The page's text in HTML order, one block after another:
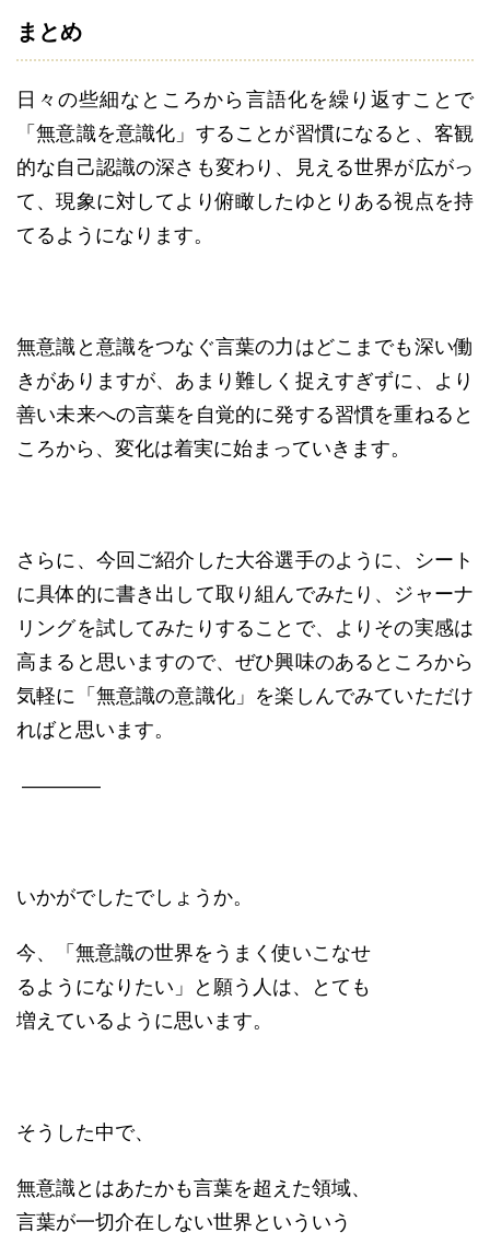
まとめ
日々の些細なところから言語化を繰り返すことで
「無意識を意識化」することが習慣になると、客観
的な自己認識の深さも変わり、見える世界が広がっ
て、現象に対してより俯瞰したゆとりある視点を持
てるようになります。
無意識と意識をつなぐ言葉の力はどこまでも深い働
きがありますが、あまり難しく捉えすぎずに、より
善い未来への言葉を自覚的に発する習慣を重ねると
ころから、変化は着実に始まっていきます。
さらに、今回ご紹介した大谷選手のように、シート
に具体的に書き出して取り組んでみたり、ジャーナ
リングを試してみたりすることで、よりその実感は
高まると思いますので、ぜひ興味のあるところから
気軽に「無意識の意識化」を楽しんでみていただけ
ればと思います。
――――
​​いかがでしたでしょうか。
今、「無意識の世界をうまく使いこなせ
るようになりたい」と願う人は、とても
増えているように思います。
そうした中で、
無意識とはあたかも言葉を超えた領域、
言葉が一切介在しない世界といういう